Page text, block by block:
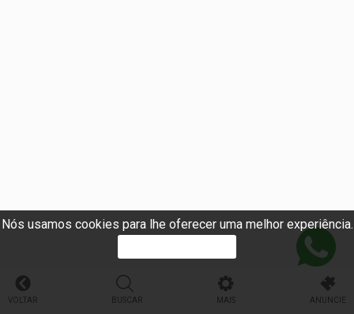
Nós usamos cookies para lhe oferecer uma melhor experiência.
VOLTAR BUSCAR MAIS ANUNCIE